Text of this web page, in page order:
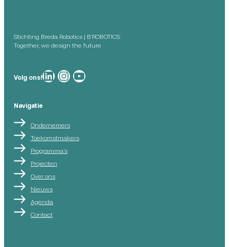
Stichting Breda Robotics | B’ROBOTICS
Together, we design the future
Volg ons!Breda Robotics op Breda Robotics op Instagram
Breda Robotics op
Navigatie
Ondernemers
Toekomstmakers
Programma’s
Projecten
Over ons
Nieuws
Agenda
Contact